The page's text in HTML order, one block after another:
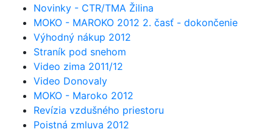
Novinky - CTR/TMA Žilina
MOKO - MAROKO 2012 2. časť - dokončenie
Výhodný nákup 2012
Straník pod snehom
Video zima 2011/12
Video Donovaly
MOKO - Maroko 2012
Revízia vzdušného priestoru
Poistná zmluva 2012